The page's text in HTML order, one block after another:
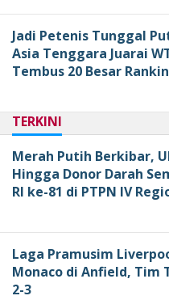
Jadi Petenis Tunggal
Asia Tenggara Juarai
Tembus 20 Besar
TERKINI
Merah Putih Berkibar,
Hingga Donor Darah
RI ke-81 di PTPN IV
Laga Pramusim
Monaco di Anfield, Tim
2-3